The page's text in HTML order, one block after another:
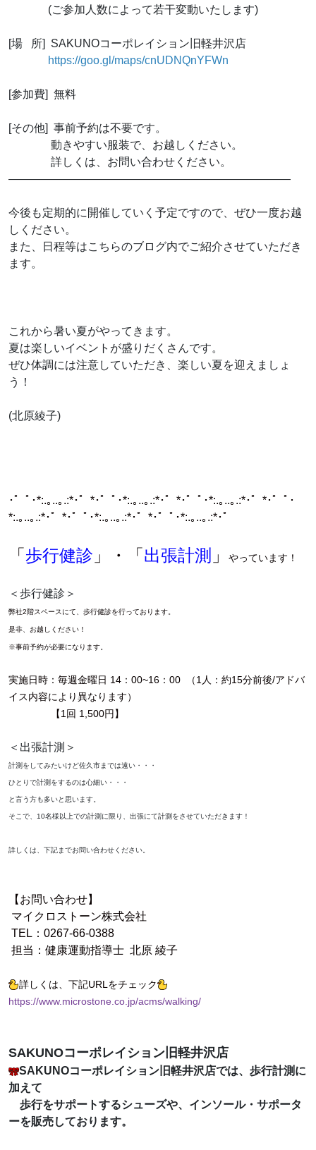
(ご参加人数によって若干変動いたします)
[場 所] SAKUNOコーポレイション旧軽井沢店
https://goo.gl/maps/cnUDNQnYFWn
[参加費] 無料
[その他] 事前予約は不要です。
動きやすい服装で、お越しください。
詳しくは、お問い合わせください。
—————————————————————————
今後も定期的に開催していく予定ですので、ぜひ一度お越
しください。
また、日程等はこちらのブログ内でご紹介させていただき
ます。
これから暑い夏がやってきます。
夏は楽しいイベントが盛りだくさんです。
ぜひ体調には注意していただき、楽しい夏を迎えましょ
う！
(北原綾子)
･゜ﾟ･*:.｡..｡.:*･゜*･゜ﾟ･*:.｡..｡.:*･゜*･゜ﾟ･*:.｡..｡.:*･゜*･゜ﾟ･
*:.｡..｡.:*･゜*･゜ﾟ･*:.｡..｡.:*･゜*･゜ﾟ･*:.｡..｡.:*･゜
「 歩行健診 」・「 出張計測 」 やっています！
＜歩行健診＞
弊社2階スペースにて、歩行健診を行っております。
是非、お越しください！
※事前予約が必要になります。
実施日時：毎週金曜日 14：00~16：00 （1人：約15分前後/アドバ
イス内容により異なります）
【1回 1,500円】
＜出張計測＞
計測をしてみたいけど佐久市までは遠い・・・
ひとりで計測をするのは心細い・・・
と言う方も多いと思います。
そこで、10名様以上での計測に限り、出張にて計測をさせていただきます！
詳しくは、下記までお問い合わせください。
【お問い合わせ】
マイクロストーン株式会社
TEL：0267-66-0388
担当：健康運動指導士 北原 綾子
詳しくは、下記URLをチェック
https://www.microstone.co.jp/acms/walking/
SAKUNOコーポレイション旧軽井沢店
SAKUNOコーポレイション旧軽井沢店では、歩行計測に
加えて
歩行をサポートするシューズや、インソール・サポータ
ーを販売しております。